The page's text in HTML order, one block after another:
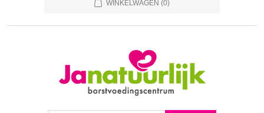
WINKELWAGEN (0)